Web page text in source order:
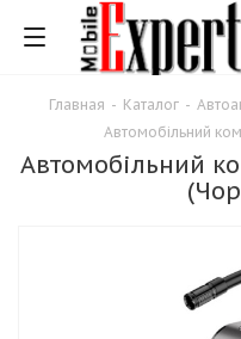
Главная - Каталог -
Автомобільний
Автомобільний